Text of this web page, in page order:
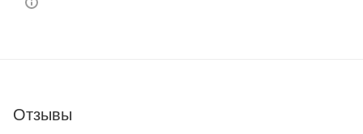
Отзывы